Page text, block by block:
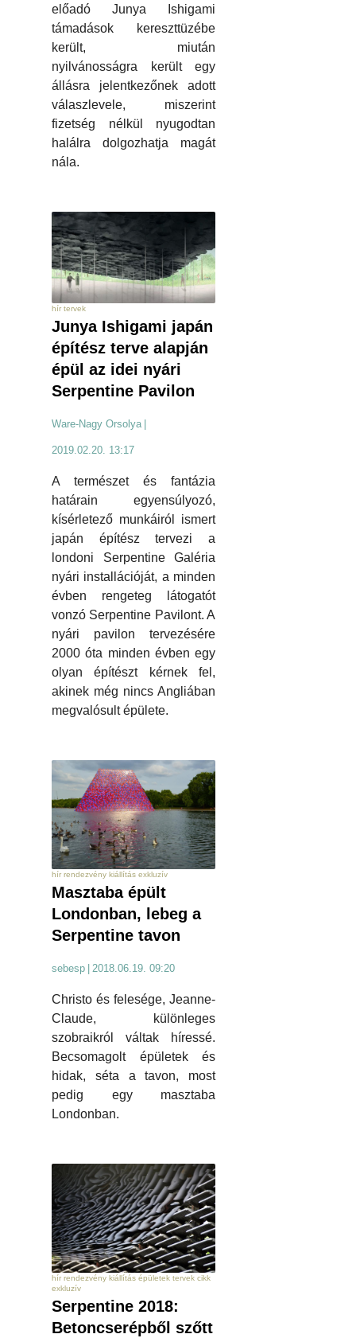
előadó Junya Ishigami
támadások kereszttüzébe
került, miután
nyilvánosságra került egy
állásra jelentkezőnek adott
válaszlevele, miszerint
fizetség nélkül nyugodtan
halálra dolgozhatja magát
nála.
hír tervek
Junya Ishigami japán
építész terve alapján
épül az idei nyári
Serpentine Pavilon
Ware-Nagy Orsolya
2019.02.20. 13:17
A természet és fantázia
határain egyensúlyozó,
kísérletező munkáiról ismert
japán építész tervezi a
londoni Serpentine Galéria
nyári installációját, a minden
évben rengeteg látogatót
vonzó Serpentine Pavilont. A
nyári pavilon tervezésére
2000 óta minden évben egy
olyan építészt kérnek fel,
akinek még nincs Angliában
megvalósult épülete.
hír rendezvény kiállítás exkluzív
Masztaba épült
Londonban, lebeg a
Serpentine tavon
sebesp 2018.06.19. 09:20
Christo és felesége, Jeanne-
Claude, különleges
szobraikról váltak híressé.
Becsomagolt épületek és
hidak, séta a tavon, most
pedig egy masztaba
Londonban.
hír rendezvény kiállítás épületek tervek cikk
exkluzív
Serpentine 2018:
Betoncserépből szőtt